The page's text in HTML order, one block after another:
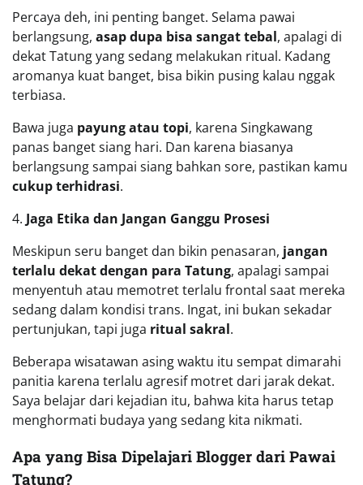
Percaya deh, ini penting banget. Selama pawai
berlangsung, asap dupa bisa sangat tebal, apalagi di
dekat Tatung yang sedang melakukan ritual. Kadang
aromanya kuat banget, bisa bikin pusing kalau nggak
terbiasa.
Bawa juga payung atau topi, karena Singkawang
panas banget siang hari. Dan karena biasanya
berlangsung sampai siang bahkan sore, pastikan kamu
cukup terhidrasi.
4. Jaga Etika dan Jangan Ganggu Prosesi
Meskipun seru banget dan bikin penasaran, jangan
terlalu dekat dengan para Tatung, apalagi sampai
menyentuh atau memotret terlalu frontal saat mereka
sedang dalam kondisi trans. Ingat, ini bukan sekadar
pertunjukan, tapi juga ritual sakral.
Beberapa wisatawan asing waktu itu sempat dimarahi
panitia karena terlalu agresif motret dari jarak dekat.
Saya belajar dari kejadian itu, bahwa kita harus tetap
menghormati budaya yang sedang kita nikmati.
Apa yang Bisa Dipelajari Blogger dari Pawai
Tatung?